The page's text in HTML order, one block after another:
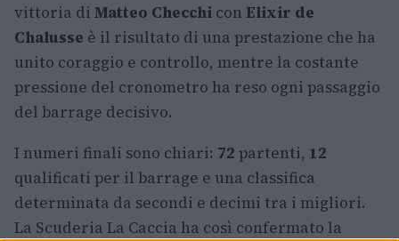
vittoria di Matteo Checchi con Elixir de
Chalusse è il risultato di una prestazione che ha
unito coraggio e controllo, mentre la costante
pressione del cronometro ha reso ogni passaggio
del barrage decisivo.
I numeri finali sono chiari: 72 partenti, 12
qualificati per il barrage e una classifica
determinata da secondi e decimi tra i migliori.
La Scuderia La Caccia ha così confermato la